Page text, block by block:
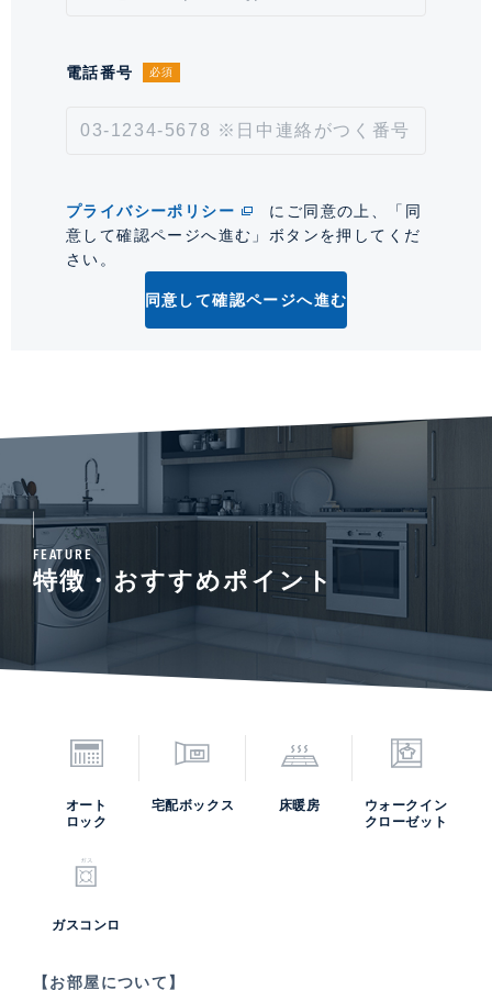
電話番号 必須
プライバシーポリシー
にご同意の上、「同
意して確認ページへ進む」ボタンを押してくだ
さい。
同意して確認ページへ進む
FEATURE
特徴・おすすめポイント
オート
ロック
宅配ボックス 床暖房
ウォークイン
クローゼット
ガスコンロ
【お部屋について】